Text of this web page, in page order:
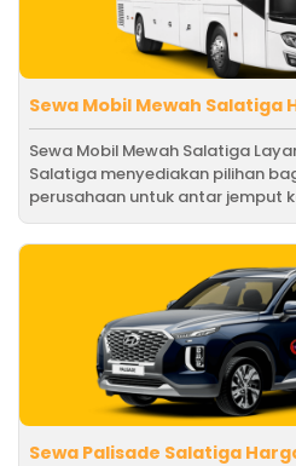
Sewa Mobil Mewah Salatiga
Sewa Mobil Mewah Salatiga
Salatiga menyediakan pilihan
perusahaan untuk antar jemput
Sewa Palisade Salatiga